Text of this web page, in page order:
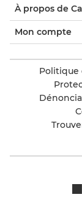
À propos de
Mon compte
Politique